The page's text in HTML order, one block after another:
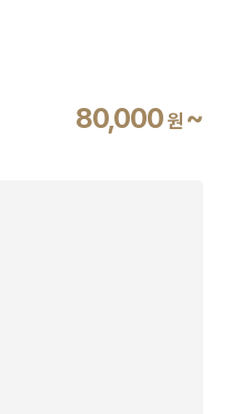
80,000 원 ~